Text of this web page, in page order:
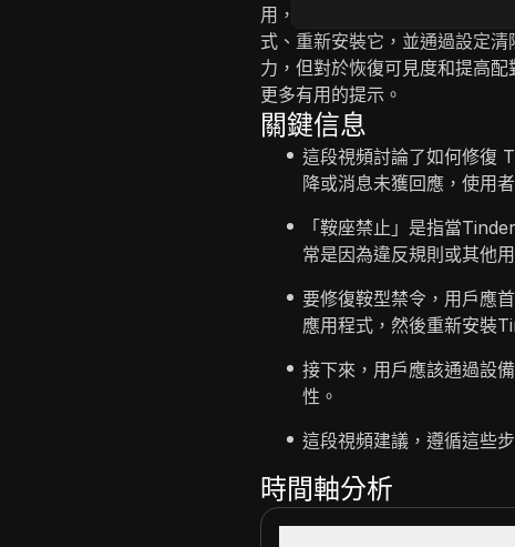
用，以及解決問題的詳細步驟
式、重新安裝它，並通過設定
力，但對於恢復可見度和提高配
更多有用的提示。
關鍵信息
這段視頻討論了如何修復
降或消息未獲回應，使用
「鞍座禁止」是指當
常是因為違反規則或其他
要修復鞍型禁令，用戶應
應用程式，然後重新安裝
接下來，用戶應該通過設
性。
這段視頻建議，遵循這些
時間軸分析